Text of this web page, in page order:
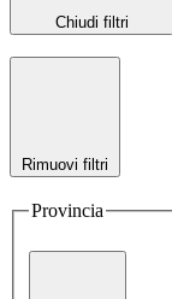
Chiudi filtri
Rimuovi filtri
Provincia